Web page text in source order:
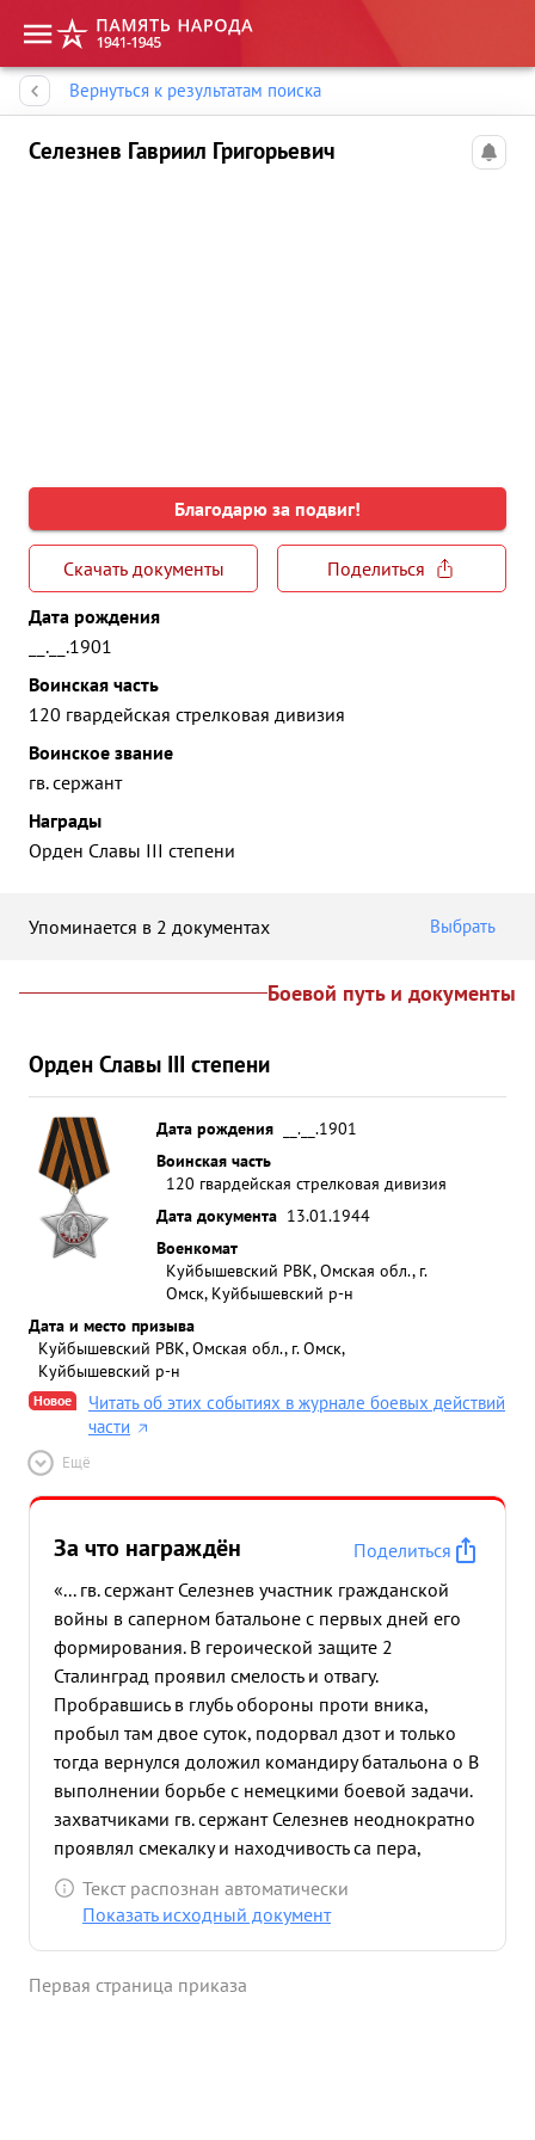
Вернуться к результатам поиска
Селезнев Гавриил Григорьевич
Благодарю за подвиг!
Скачать документы
Поделиться
Дата рождения
__.__.1901
Воинская часть
120 гвардейская стрелковая дивизия
Воинское звание
гв. сержант
Награды
Орден Славы III степени
Упоминается в 2 документах Выбрать
Боевой путь и документы
Орден Славы III степени
Дата рождения
__.__.1901
Воинская часть
120 гвардейская стрелковая дивизия
Дата документа 13.01.1944
Военкомат
Куйбышевский РВК, Омская обл., г.
Омск, Куйбышевский р-н
Дата и место призыва
Куйбышевский РВК, Омская обл., г. Омск,
Куйбышевский р-н
Новое
Читать об этих событиях в журнале боевых действий
части
Ещё
За что награждён
Поделиться
«... гв. сержант Селезнев участник гражданской
войны в саперном батальоне с первых дней его
формирования. В героической защите 2
Сталинград проявил смелость и отвагу.
Пробравшись в глубь обороны проти вника,
пробыл там двое суток, подорвал дзот и только
тогда вернулся доложил командиру батальона о В
выполнении борьбе с немецкими боевой задачи.
захватчиками гв. сержант Селезнев неоднократно
проявлял смекалку и находчивость са пера,
русского бывалого солдата. Так 15. 11. 43 года в
районе Улуки под сильным руженно автом атным
обороны Юго- ападнее роща Шк. под сильным
Текст распознан автоматически
Показать исходный документ
Первая страница приказа
Память народа